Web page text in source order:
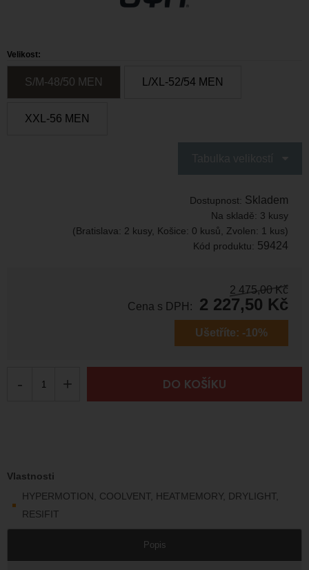
Velikost:
S/M-48/50 MEN L/XL-52/54 MEN
XXL-56 MEN
Dostupnost: Skladem
Na skladě: 3 kusy
(Bratislava: 2 kusy, Košice: 0 kusů, Zvolen: 1 kus)
Kód produktu: 59424
2 475,00 Kč
Cena s DPH:
2 227,50 Kč
Ušetříte: -10%
- + DO KOŠÍKU
Vlastnosti
HYPERMOTION, COOLVENT, HEATMEMORY, DRYLIGHT,
RESIFIT
Popis